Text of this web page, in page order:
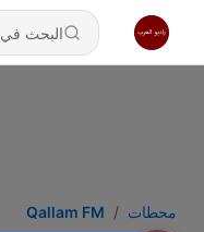
محطات Qallam FM